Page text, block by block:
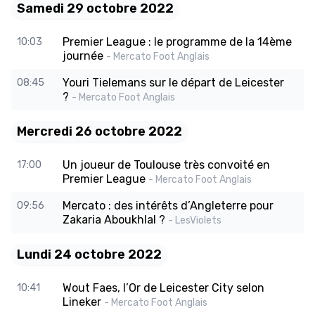
Samedi 29 octobre 2022
10:03
Premier League : le programme de la 14ème
journée - Mercato Foot Anglais
08:45
Youri Tielemans sur le départ de Leicester
? - Mercato Foot Anglais
Mercredi 26 octobre 2022
17:00
Un joueur de Toulouse très convoité en
Premier League - Mercato Foot Anglais
09:56
Mercato : des intérêts d’Angleterre pour
Zakaria Aboukhlal ? - LesViolets
Lundi 24 octobre 2022
10:41
Wout Faes, l’Or de Leicester City selon
Lineker - Mercato Foot Anglais